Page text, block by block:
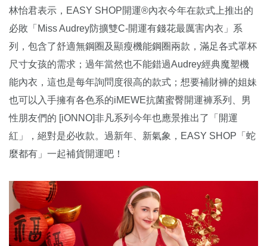
林怡君表示，EASY SHOP開運®內衣今年在款式上推出的
必敗「Miss Audrey防擴雙C-開運有錢花最厲害內衣」系
列，包含了舒適無鋼圈及顯瘦機能鋼圈兩款，滿足各式罩杯
尺寸女孩的需求；過年當然也不能錯過Audrey經典魔塑機
能內衣，這也是每年詢問度很高的款式；想要補財褲的姐妹
也可以入手擁有各色系的iMEWE抗菌蜜臀開運褲系列、男
性朋友們的 [iONNO]非凡系列今年也應景推出了「開運
紅」，絕對是必收款。過新年、新氣象，EASY SHOP「蛇
麼都有」一起補貨開運吧！